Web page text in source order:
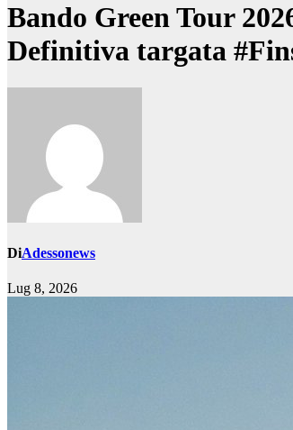
Bando Green Tour
Definitiva targata
DiAdessonews
Lug 8, 2026